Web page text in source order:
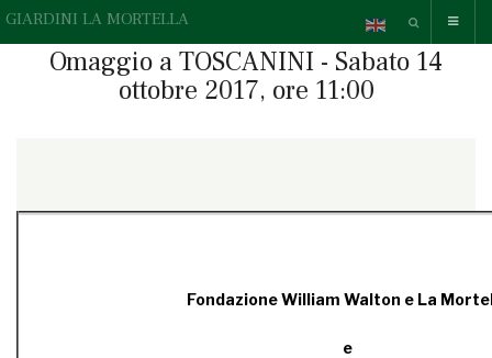
GIARDINI LA MORTELLA
Omaggio a TOSCANINI - Sabato 14
ottobre 2017, ore 11:00
Fondazione William Walton e La
e